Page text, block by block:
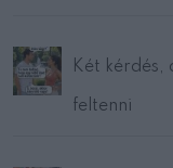
Két kérdés,
feltenni